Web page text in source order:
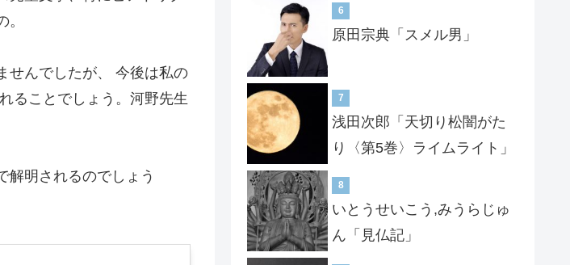
せんでしたが、 今後は私の
ることでしょう。河野先生
解明されるのでしょう
6
原田宗典「スメル男」
7
浅田次郎「天切り松闇がた
り〈第5巻〉ライムライト」
8
いとうせいこう,みうらじゅ
ん「見仏記」